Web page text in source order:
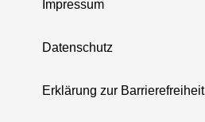
Impressum
Datenschutz
Erklärung zur Barrierefreiheit